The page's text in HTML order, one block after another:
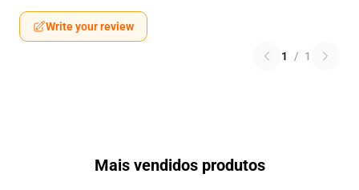
Write your review
1 / 1
Mais vendidos produtos